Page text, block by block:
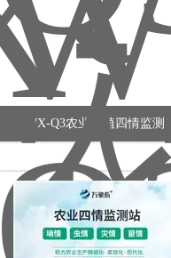
WX-Q3农业种植四情监测站